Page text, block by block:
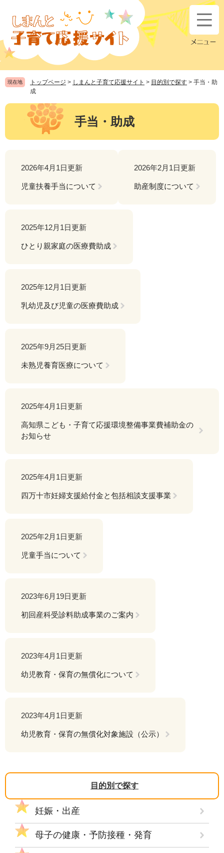
先
頭
す
。
を
飛
し
て
文
現在地 トップページ > しまんと子育て応援サイト > 目的別で探す > 手当・助
成
本
手当・助成
2026年4月1日更新
児童扶養手当について
2026年2月1日更新
助産制度について
2025年12月1日更新
ひとり親家庭の医療費助成
2025年12月1日更新
乳幼児及び児童の医療費助成
2025年9月25日更新
未熟児養育医療について
2025年4月1日更新
高知県こども・子育て応援環境整備事業費補助金の
お知らせ
2025年4月1日更新
四万十市妊婦支援給付金と包括相談支援事業
2025年2月1日更新
児童手当について
2023年6月19日更新
初回産科受診料助成事業のご案内
2023年4月1日更新
幼児教育・保育の無償化について
2023年4月1日更新
幼児教育・保育の無償化対象施設（公示）
目的別で探す
妊娠・出産
母子の健康・予防接種・発育